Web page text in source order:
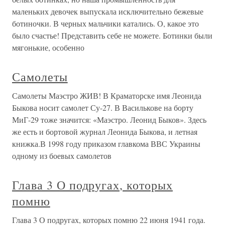
маленьких девочек выпускала исключительно бежевые
ботиночки. В черных мальчики катались. О, какое это
было счастье! Представить себе не можете. Ботинки были
мягонькие, особенно
Самолеты
Самолеты Маэстро ЖИВ! В Краматорске имя Леонида
Быкова носит самолет Су-27. В Василькове на борту
МиГ-29 тоже значится: «Маэстро. Леонид Быков». Здесь
же есть и бортовой журнал Леонида Быкова, и летная
книжка.В 1998 году приказом главкома ВВС Украины
одному из боевых самолетов
Глава 3 О подругах, которых
помню
Глава 3 О подругах, которых помню 22 июня 1941 года.